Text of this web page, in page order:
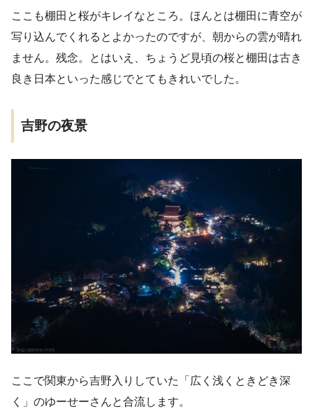
ここも棚田と桜がキレイなところ。ほんとは棚田に青空が
写り込んでくれるとよかったのですが、朝からの雲が晴れ
ません。残念。とはいえ、ちょうど見頃の桜と棚田は古き
良き日本といった感じでとてもきれいでした。
吉野の夜景
ここで関東から吉野入りしていた「広く浅くときどき深
く」のゆーせーさんと合流します。